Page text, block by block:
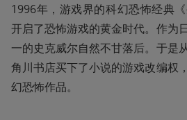
1996年，游戏界的科幻恐怖经典
开启了恐怖游戏的黄金时代。作为
一的史克威尔自然不甘落后。于是
角川书店买下了小说的游戏改编权
幻恐怖作品。